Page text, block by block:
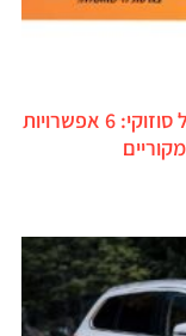
הוצג הסדר פשרה בפרשת ההיברידיות של סוזוקי: 6 אפשרויות